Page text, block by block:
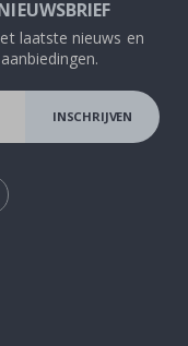
laatste nieuws en
INSCHRIJVEN